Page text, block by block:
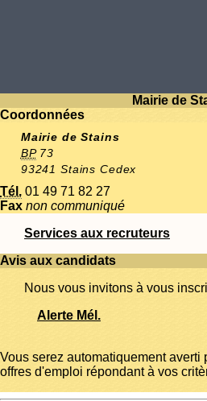
Mairie de
Coordonnées
Mairie de Stains
BP73
93241 Stains Cedex
Tél. 01 49 71 82 27
Fax non communiqué
Services aux recruteurs
Avis aux candidats
Nous vous invitons à vous
Alerte Mél.
Vous serez automatiquement
offres d'emploi répondant à vos